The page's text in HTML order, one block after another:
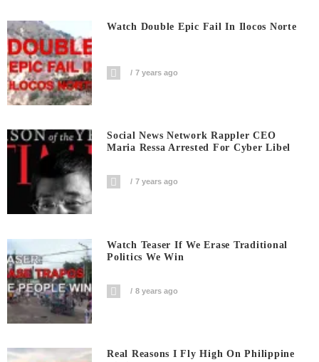
Watch Double Epic Fail In Ilocos Norte
7 years ago
Social News Network Rappler CEO
Maria Ressa Arrested For Cyber Libel
7 years ago
Watch Teaser If We Erase Traditional
Politics We Win
8 years ago
Real Reasons I Fly High On Philippine